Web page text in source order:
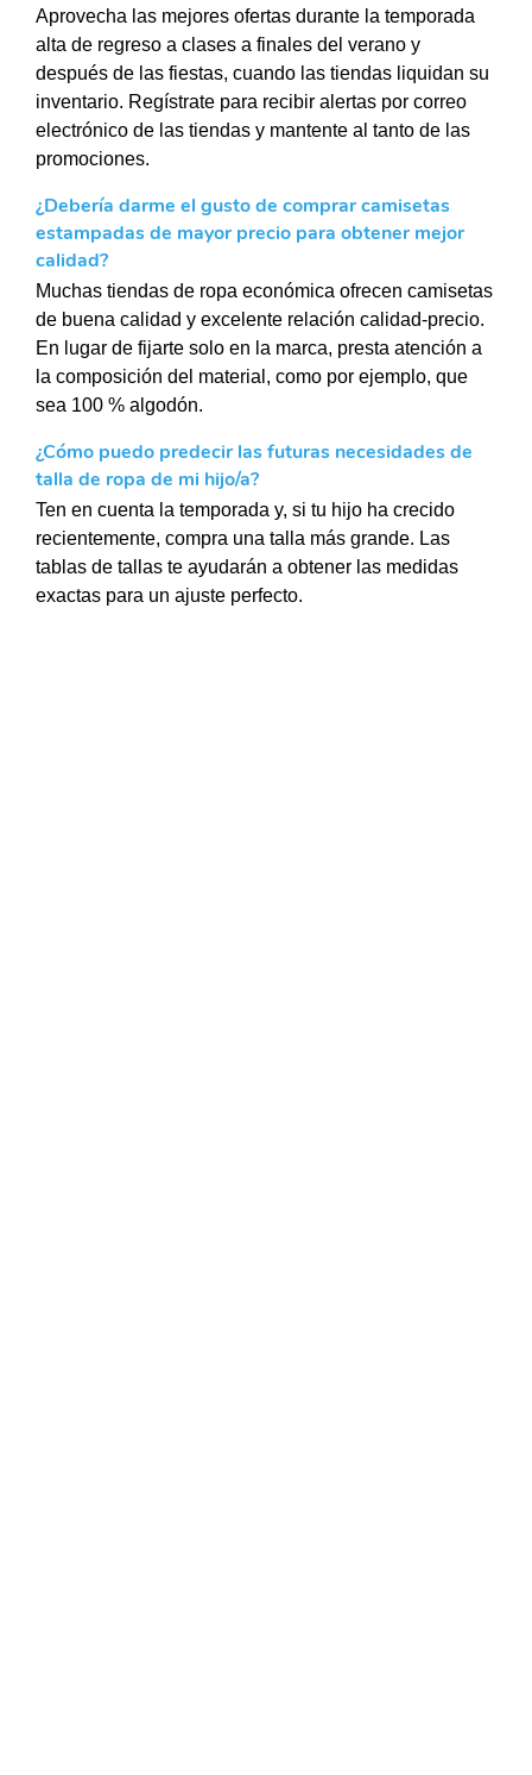
Aprovecha las mejores ofertas durante la temporada
alta de regreso a clases a finales del verano y
después de las fiestas, cuando las tiendas liquidan su
inventario. Regístrate para recibir alertas por correo
electrónico de las tiendas y mantente al tanto de las
promociones.
¿Debería darme el gusto de comprar camisetas
estampadas de mayor precio para obtener mejor
calidad?
Muchas tiendas de ropa económica ofrecen camisetas
de buena calidad y excelente relación calidad-precio.
En lugar de fijarte solo en la marca, presta atención a
la composición del material, como por ejemplo, que
sea 100 % algodón.
¿Cómo puedo predecir las futuras necesidades de
talla de ropa de mi hijo/a?
Ten en cuenta la temporada y, si tu hijo ha crecido
recientemente, compra una talla más grande. Las
tablas de tallas te ayudarán a obtener las medidas
exactas para un ajuste perfecto.